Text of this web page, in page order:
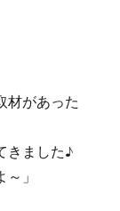
材があった
きました♪
」